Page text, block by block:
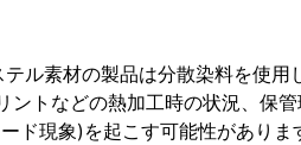
ル素材の製品は分散染料を使用
ントなどの熱加工時の状況、保
ド現象)を起こす可能性があり